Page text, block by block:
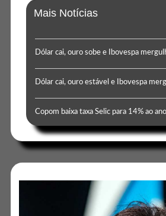
Mais Notícias
Dólar cai, ouro sobe e Ibovespa
Dólar cai, ouro estável e Ibovespa
Copom baixa taxa Selic para 14% ao ano